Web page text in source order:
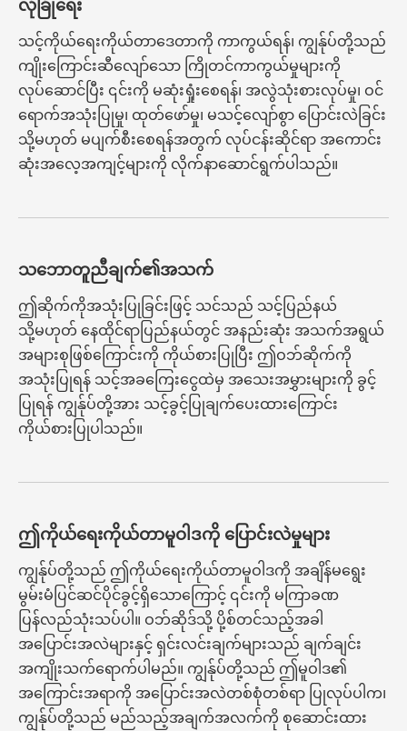
လုံခြုံရေး
သင့်ကိုယ်ရေးကိုယ်တာဒေတာကို ကာကွယ်ရန်၊ ကျွန်ုပ်တို့သည်
ကျိုးကြောင်းဆီလျော်သော ကြိုတင်ကာကွယ်မှုများကို
လုပ်ဆောင်ပြီး ၎င်းကို မဆုံးရှုံးစေရန်၊ အလွဲသုံးစားလုပ်မှု၊ ဝင်
ရောက်အသုံးပြုမှု၊ ထုတ်ဖော်မှု၊ မသင့်လျော်စွာ ပြောင်းလဲခြင်း
သို့မဟုတ် မပျက်စီးစေရန်အတွက် လုပ်ငန်းဆိုင်ရာ အကောင်း
ဆုံးအလေ့အကျင့်များကို လိုက်နာဆောင်ရွက်ပါသည်။
သဘောတူညီချက်၏အသက်
ဤဆိုက်ကိုအသုံးပြုခြင်းဖြင့် သင်သည် သင့်ပြည်နယ်
သို့မဟုတ် နေထိုင်ရာပြည်နယ်တွင် အနည်းဆုံး အသက်အရွယ်
အများစုဖြစ်ကြောင်းကို ကိုယ်စားပြုပြီး ဤဝဘ်ဆိုက်ကို
အသုံးပြုရန် သင့်အခကြေးငွေထဲမှ အသေးအမွှားများကို ခွင့်
ပြုရန် ကျွန်ုပ်တို့အား သင့်ခွင့်ပြုချက်ပေးထားကြောင်း
ကိုယ်စားပြုပါသည်။
ဤကိုယ်ရေးကိုယ်တာမူဝါဒကို ပြောင်းလဲမှုများ
ကျွန်ုပ်တို့သည် ဤကိုယ်ရေးကိုယ်တာမူဝါဒကို အချိန်မရွေး
မွမ်းမံပြင်ဆင်ပိုင်ခွင့်ရှိသောကြောင့် ၎င်းကို မကြာခဏ
ပြန်လည်သုံးသပ်ပါ။ ဝဘ်ဆိုဒ်သို့ ပို့စ်တင်သည့်အခါ
အပြောင်းအလဲများနှင့် ရှင်းလင်းချက်များသည် ချက်ချင်း
အကျိုးသက်ရောက်ပါမည်။ ကျွန်ုပ်တို့သည် ဤမူဝါဒ၏
အကြောင်းအရာကို အပြောင်းအလဲတစ်စုံတစ်ရာ ပြုလုပ်ပါက၊
ကျွန်ုပ်တို့သည် မည်သည့်အချက်အလက်ကို စုဆောင်းထား